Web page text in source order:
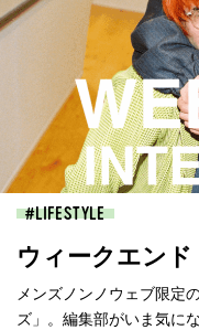
LIFESTYLE
ウィークエン
メンズノンノウェブ限定
ズ」。編集部がいま気に